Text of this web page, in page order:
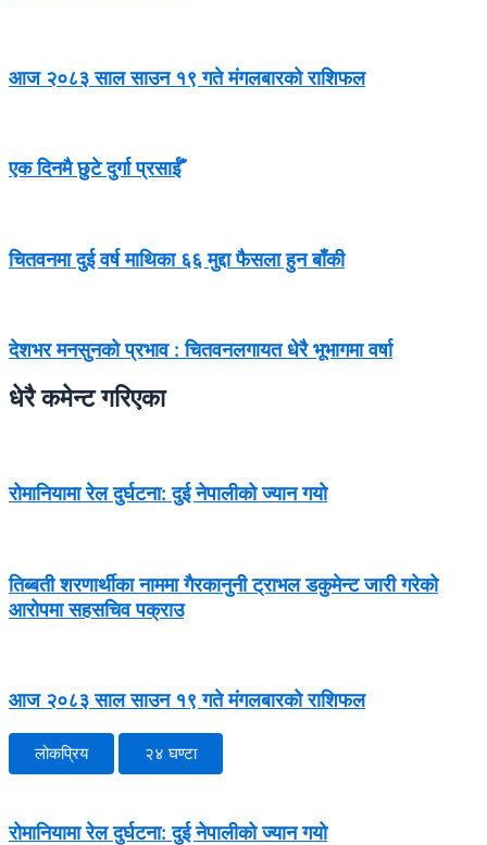
आज २०८३ साल साउन १९ गते मंगलबारको राशिफल
एक दिनमै छुटे दुर्गा प्रसाईँ
चितवनमा दुई वर्ष माथिका ६६ मुद्दा फैसला हुन बाँकी
देशभर मनसुनको प्रभाव : चितवनलगायत धेरै भूभागमा वर्षा
धेरै कमेन्ट गरिएका
रोमानियामा रेल दुर्घटना: दुई नेपालीको ज्यान गयो
तिब्बती शरणार्थीका नाममा गैरकानुनी ट्राभल डकुमेन्ट जारी गरेको
आरोपमा सहसचिव पक्राउ
आज २०८३ साल साउन १९ गते मंगलबारको राशिफल
लोकप्रिय २४ घण्टा
रोमानियामा रेल दुर्घटना: दुई नेपालीको ज्यान गयो